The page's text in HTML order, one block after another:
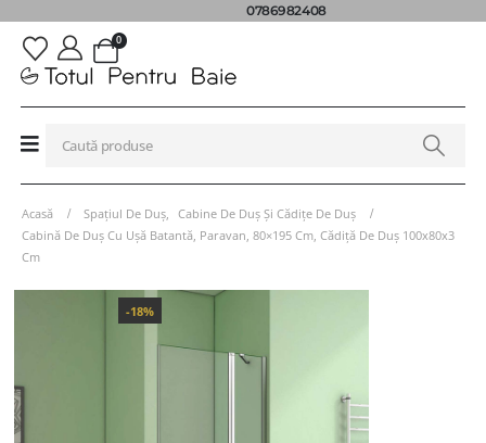
0786982408
0
Acasă Spațiul De Duș
Cabine De Duș Și Cădițe De Duș
Cabină De Duș Cu Ușă Batantă, Paravan, 80×195 Cm, Cădiță De Duș 100x80x3
Cm
-18%